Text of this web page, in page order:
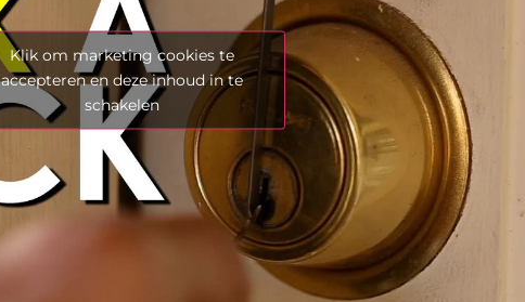
Klik om marketing cookies te
accepteren en deze inhoud in te
schakelen